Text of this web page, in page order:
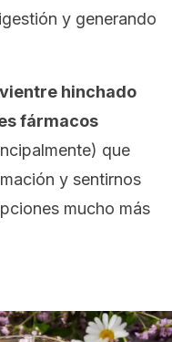
y generando
hinchado
fármacos
que
y sentirnos
mucho más